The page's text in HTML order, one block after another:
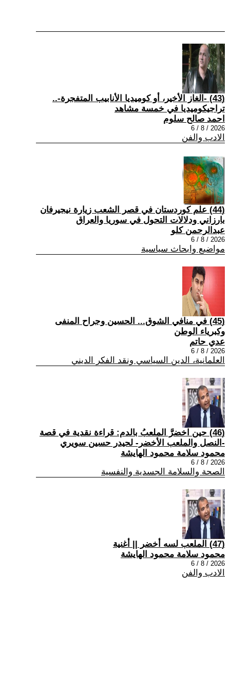
(43) -الغاز الأخير، أو كوميديا الأنابيب المتفجرة-..
تراجيكوميديا في خمسة مشاهد
احمد صالح سلوم
2026 / 8 / 6
الادب والفن
(44) علم كوردستان في قصر الشعب زيارة نيجيرفان
بارزاني ودلالات التحول في سوريا والعراق
عبدالرحمن كلو
2026 / 8 / 6
مواضيع وابحاث سياسية
(45) في منافي الشوق... الحسين وجراح المنفى
وكبرياء الوطن
عدي حاتم
2026 / 8 / 6
العلمانية، الدين السياسي ونقد الفكر الديني
(46) حين اخضرَّ الملعبُ بالدم: قراءة نقدية في قصة
-النصل والملعب الأخضر- لحيدر حسين سويري
محمود سلامة محمود الهايشة
2026 / 8 / 6
الصحة والسلامة الجسدية والنفسية
(47) الملعب لسه أخضر || أغنية
محمود سلامة محمود الهايشة
2026 / 8 / 6
الادب والفن